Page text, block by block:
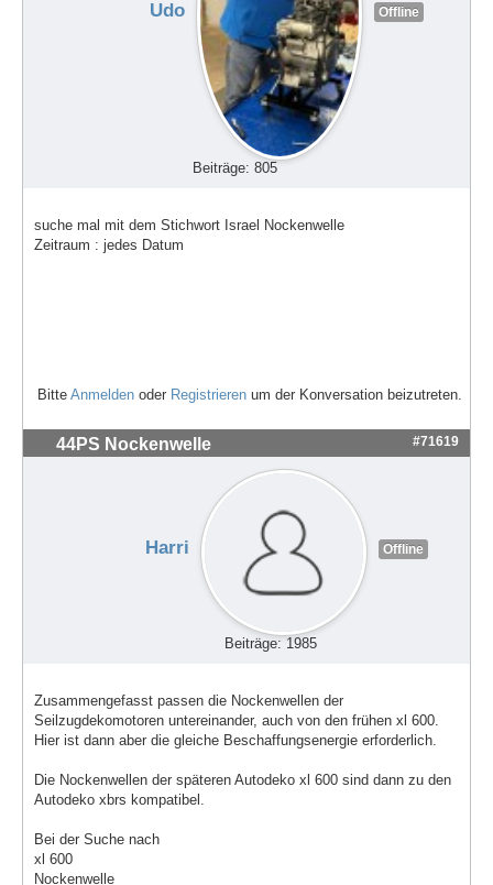
Udo Offline
Beiträge: 805
suche mal mit dem Stichwort Israel Nockenwelle
Zeitraum : jedes Datum
Bitte Anmelden oder Registrieren um der Konversation beizutreten.
44PS Nockenwelle #71619
Harri Offline
Beiträge: 1985
Zusammengefasst passen die Nockenwellen der
Seilzugdekomotoren untereinander, auch von den frühen xl 600.
Hier ist dann aber die gleiche Beschaffungsenergie erforderlich.
Die Nockenwellen der späteren Autodeko xl 600 sind dann zu den
Autodeko xbrs kompatibel.
Bei der Suche nach
xl 600
Nockenwelle